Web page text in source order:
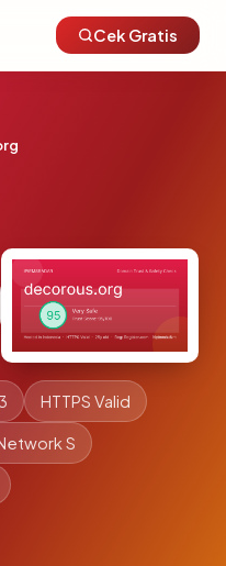
Cek Gratis
HTTPS Valid
S